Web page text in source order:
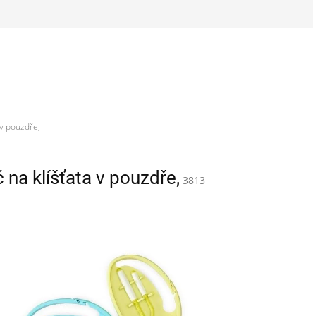
pouzdře,
na klíšťata v pouzdře, 3813